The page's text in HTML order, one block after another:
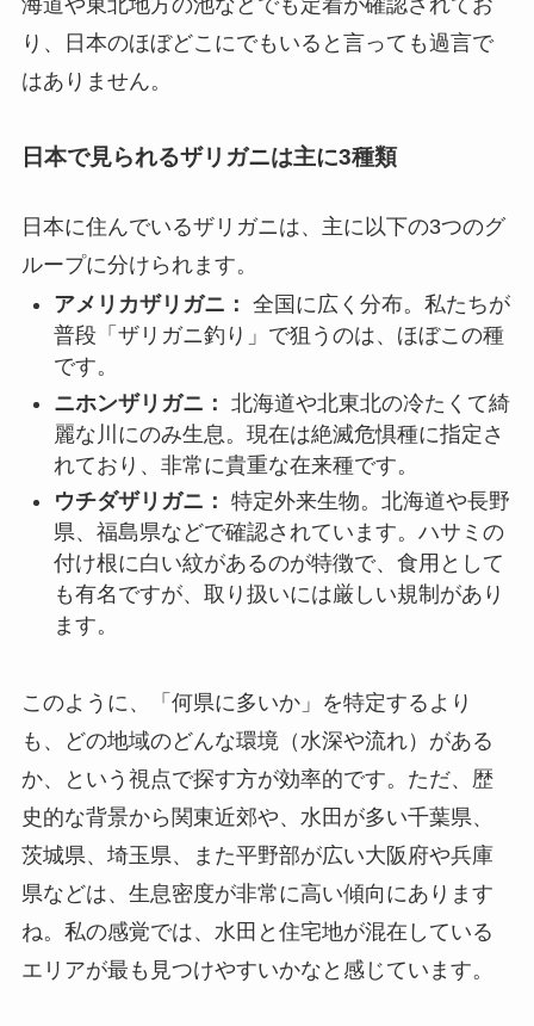
り、日本のほぼどこにでもいると言っても過言で
はありません。
日本で見られるザリガニは主に3種類
日本に住んでいるザリガニは、主に以下の3つのグ
ループに分けられます。
アメリカザリガニ： 全国に広く分布。私たちが
普段「ザリガニ釣り」で狙うのは、ほぼこの種
です。
ニホンザリガニ： 北海道や北東北の冷たくて綺
麗な川にのみ生息。現在は絶滅危惧種に指定さ
れており、非常に貴重な在来種です。
ウチダザリガニ： 特定外来生物。北海道や長野
県、福島県などで確認されています。ハサミの
付け根に白い紋があるのが特徴で、食用として
も有名ですが、取り扱いには厳しい規制があり
ます。
このように、「何県に多いか」を特定するより
も、どの地域のどんな環境（水深や流れ）がある
か、という視点で探す方が効率的です。ただ、歴
史的な背景から関東近郊や、水田が多い千葉県、
茨城県、埼玉県、また平野部が広い大阪府や兵庫
県などは、生息密度が非常に高い傾向にあります
ね。私の感覚では、水田と住宅地が混在している
エリアが最も見つけやすいかなと感じています。